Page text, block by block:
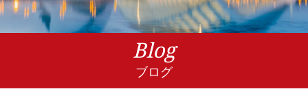
Blog
ブログ